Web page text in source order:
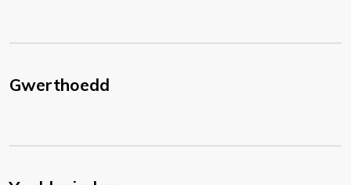
Gwerthoedd